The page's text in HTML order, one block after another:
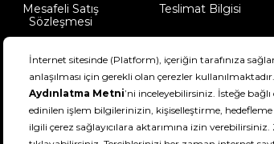
Mesafeli Satış
Sözleşmesi
Teslimat Bilgisi